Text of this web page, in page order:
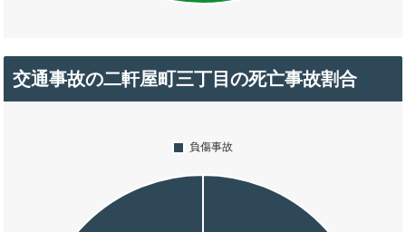
交通事故の二軒屋町三丁目の死亡事故割合